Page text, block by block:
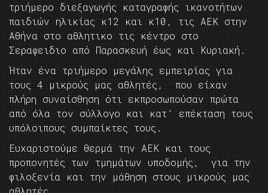
τριήμερο διεξαγωγής καταγραφής ικανοτήτων
παιδιών ηλικίας κ12 και κ10, τις ΑΕΚ στην
Αθήνα στο αθλητικο τις κέντρο στο
Σεραφειδιο από Παρασκευή έως και Κυριακή.
Ήταν ένα τριήμερο μεγάλης εμπειρίας για
τους 4 μικρούς μας αθλητές, που είχαν
πλήρη συναίσθηση ότι εκπροσωπούσαν πρώτα
από όλα τον σύλλογο και κατ’ επέκταση τους
υπόλοιπους συμπαίκτες τους.
Ευχαριστούμε θερμά την ΑΕΚ και τους
προπονητές των τμημάτων υποδομής, για την
φιλοξενία και την μάθηση στους μικρούς μας